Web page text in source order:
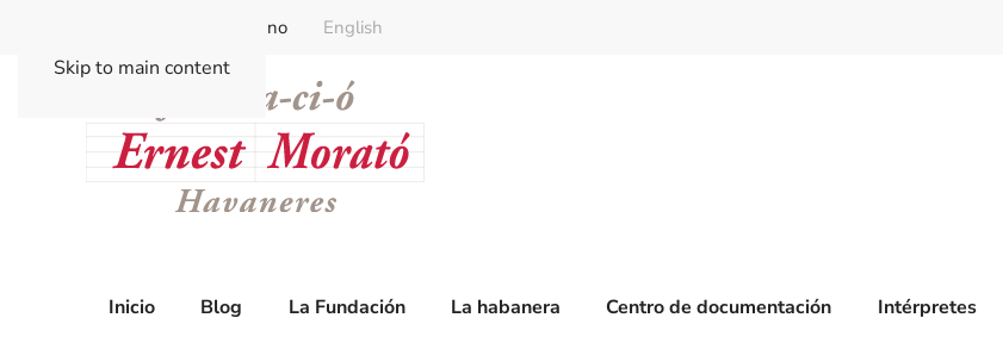
Skip to main content
Castellano English
Inicio Blog La Fundación La habanera Centro de documentación Intérpretes